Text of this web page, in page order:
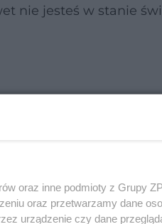
nie jesteś w stanie
oraz inne podmioty z Grupy
oraz przetwarzamy dane
urządzenie czy dane